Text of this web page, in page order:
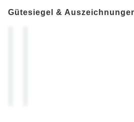
Gütesiegel &